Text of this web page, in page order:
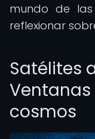
mundo de
reflexionar
Satélites
Ventanas
cosmos